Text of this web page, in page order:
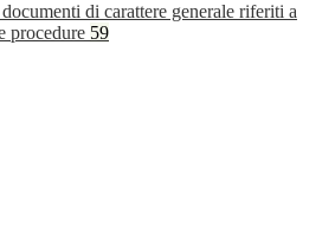
di carattere generale riferiti a
procedure 59